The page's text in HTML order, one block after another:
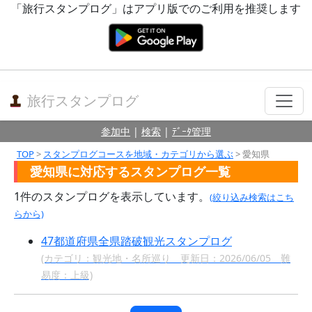
「旅行スタンプログ」はアプリ版でのご利用を推奨します
旅行スタンプログ
参加中 | 検索 | ﾃﾞｰﾀ管理
TOP> スタンプログコースを地域・カテゴリから選ぶ> 愛知県
愛知県に対応するスタンプログ一覧
1件のスタンプログを表示しています。
(絞り込み検索はこち
らから)
47都道府県全県踏破観光スタンプログ
(カテゴリ：観光地・名所巡り 更新日：2026/06/05 難
易度：上級)